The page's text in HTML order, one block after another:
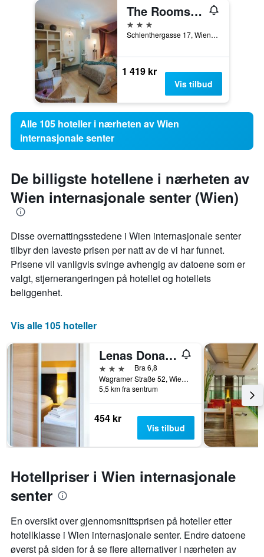
The Rooms Bed & Breakfast
3 stjerner
Schlenthergasse 17, Wien, Wien, Østerrike
1 419 kr
Vis tilbud
Alle 105 hoteller i nærheten av Wien
internasjonale senter
De billigste hotellene i nærheten av
Wien internasjonale senter (Wien)
Disse overnattingsstedene i Wien internasjonale senter
tilbyr den laveste prisen per natt av de vi har funnet.
Prisene vil vanligvis svinge avhengig av datoene som er
valgt, stjernerangeringen på hotellet og hotellets
beliggenhet.
Vis alle 105 hoteller
Lenas Donau Hotel
3 stjernerBra 6,8
Wagramer Straße 52, Wien, Wien, Østerrike
5,5 km fra sentrum
454 kr
Vis tilbud
Hotellpriser i Wien internasjonale
senter
En oversikt over gjennomsnittsprisen på hoteller etter
hotellklasse i Wien internasjonale senter. Endre datoene
øverst på siden for å se flere alternativer i nærheten av